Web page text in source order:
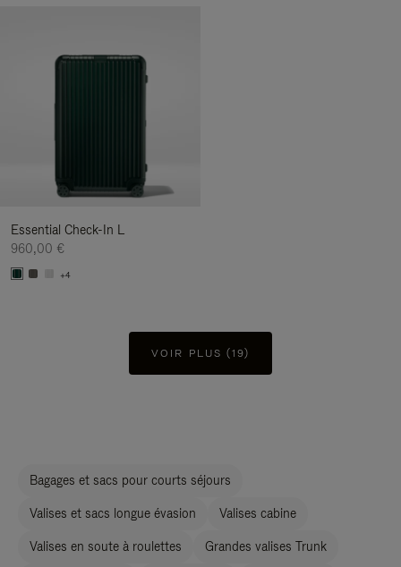
Essential Check-In L
960,00 €
+4
VOIR PLUS (19)
Bagages et sacs pour courts séjours
Valises et sacs longue évasion Valises cabine
Valises en soute à roulettes Grandes valises Trunk